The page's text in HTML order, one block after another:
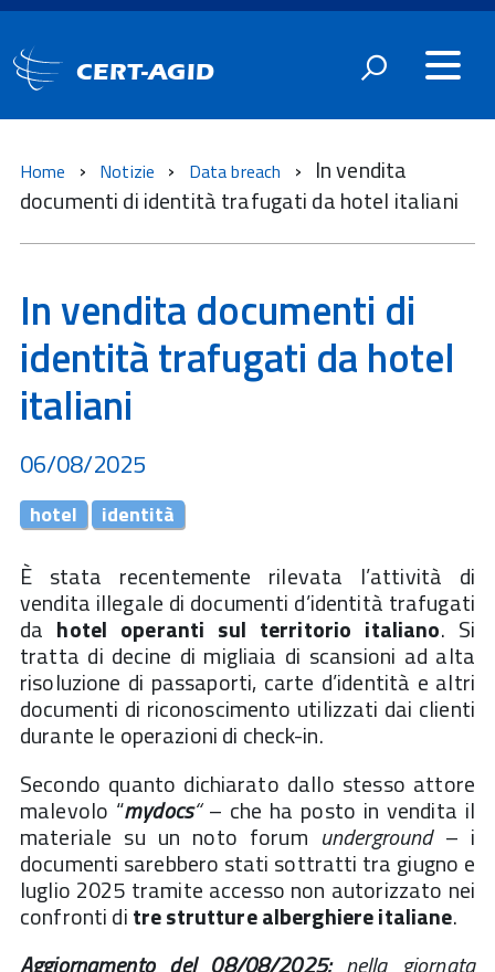
CERT-AGID
Home Notizie Data breach
In vendita
documenti di identità trafugati da hotel italiani
In vendita documenti di
identità trafugati da hotel
italiani
06/08/2025
hotel identità
È stata recentemente rilevata l’attività di
vendita illegale di documenti d’identità trafugati
da hotel operanti sul territorio italiano. Si
tratta di decine di migliaia di scansioni ad alta
risoluzione di passaporti, carte d’identità e altri
documenti di riconoscimento utilizzati dai clienti
durante le operazioni di check-in.
Secondo quanto dichiarato dallo stesso attore
malevolo “mydocs“– che ha posto in vendita il
materiale su un noto forum underground– i
documenti sarebbero stati sottratti tra giugno e
luglio 2025 tramite accesso non autorizzato nei
confronti ditre strutture alberghiere italiane.